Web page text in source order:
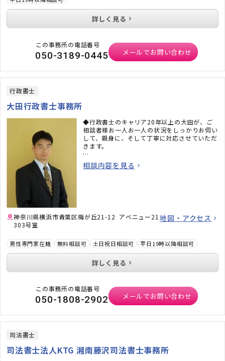
詳しく見る
この事務所の電話番号
050-3189-0445 メールでお問い合わせ
行政書士
大田行政書士事務所
◆行政書士のキャリア20年以上の大田が、ご
相談者様お一人お一人の状況をしっかりお伺い
して、親身に、そして丁寧に対応させていただ
きます。
◆東急田園都市線「藤が丘」駅から歩いて約 9
分、東急田園都市線「青葉台」駅からも徒歩圏
もいらっしゃると思いますが、フットワークの
※お電話でご連絡をいただく際は、 “日本法規
情報のサポートサイトを見た” とお伝えいただ
きますと話がスムーズです。
※弊所のオフィシャルサイトは、下記URLより
ご覧いただけます。
相談内容を見る
神奈川県横浜市青葉区梅が丘21-12 アベニュー21
303号室
地図・アクセス
男性専門家在籍 無料相談可 土日祝日相談可 平日19時以降相談可
詳しく見る
この事務所の電話番号
050-1808-2902 メールでお問い合わせ
司法書士
司法書士法人KTG 湘南藤沢司法書士事務所